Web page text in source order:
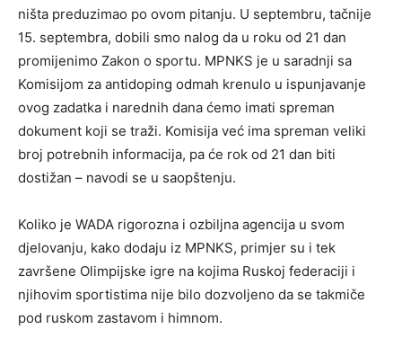
ništa preduzimao po ovom pitanju. U septembru, tačnije
15. septembra, dobili smo nalog da u roku od 21 dan
promijenimo Zakon o sportu. MPNKS je u saradnji sa
Komisijom za antidoping odmah krenulo u ispunjavanje
ovog zadatka i narednih dana ćemo imati spreman
dokument koji se traži. Komisija već ima spreman veliki
broj potrebnih informacija, pa će rok od 21 dan biti
dostižan – navodi se u saopštenju.
Koliko je WADA rigorozna i ozbiljna agencija u svom
djelovanju, kako dodaju iz MPNKS, primjer su i tek
završene Olimpijske igre na kojima Ruskoj federaciji i
njihovim sportistima nije bilo dozvoljeno da se takmiče
pod ruskom zastavom i himnom.